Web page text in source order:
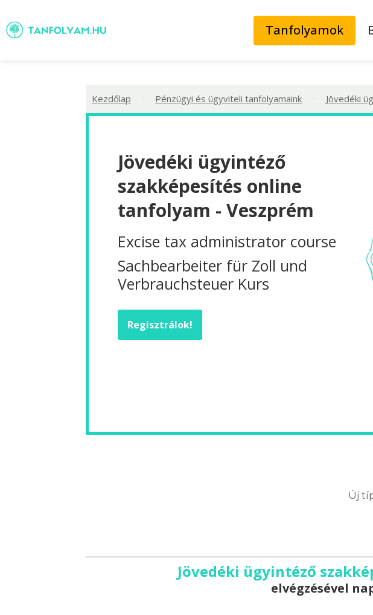
Tanfolyamok
Kezdőlap Pénzügyi és ügyviteli tanfolyamaink Jövedéki
Jövedéki ügyintéző
szakképesítés online
tanfolyam - Veszprém
Excise tax administrator course
Sachbearbeiter für Zoll und
Verbrauchsteuer Kurs
Regisztrálok!
Új
Jövedéki ügyintéző
elvégzésével